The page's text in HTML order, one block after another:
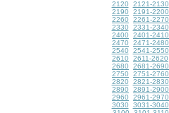
2120
2121-2130
2190
2191-2200
2260
2261-2270
2330
2331-2340
2400
2401-2410
2470
2471-2480
2540
2541-2550
2610
2611-2620
2680
2681-2690
2750
2751-2760
2820
2821-2830
2890
2891-2900
2960
2961-2970
3030
3031-3040